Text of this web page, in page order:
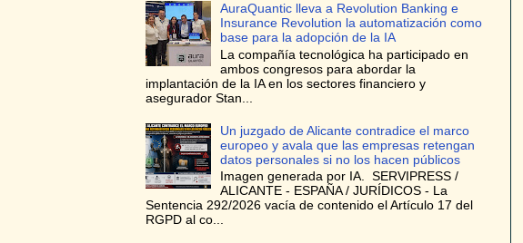
AuraQuantic lleva a Revolution Banking e
Insurance Revolution la automatización como
base para la adopción de la IA
La compañía tecnológica ha participado en
ambos congresos para abordar la
implantación de la IA en los sectores financiero y
asegurador Stan...
Un juzgado de Alicante contradice el marco
europeo y avala que las empresas retengan
datos personales si no los hacen públicos
Imagen generada por IA. SERVIPRESS /
ALICANTE - ESPAÑA / JURÍDICOS - La
Sentencia 292/2026 vacía de contenido el Artículo 17 del
RGPD al co...